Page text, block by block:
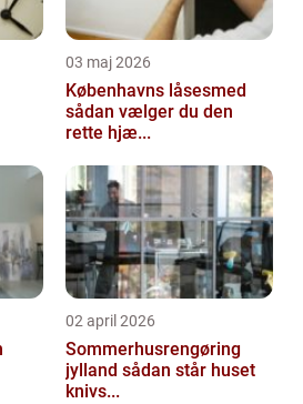
03 maj 2026
Københavns låsesmed
sådan vælger du den
rette hjæ...
02 april 2026
Sommerhusrengøring
jylland sådan står huset
knivs...